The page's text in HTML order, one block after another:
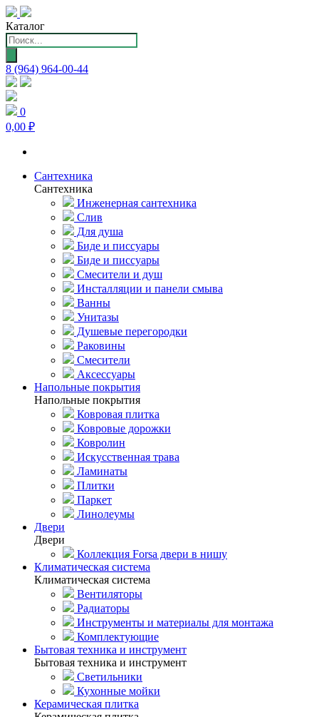
Каталог
Поиск
товаров
8 (964) 964-00-44
0
0,00 ₽
Сантехника
Сантехника
Инженерная сантехника
Слив
Для душа
Биде и писсуары
Биде и писсуары
Смесители и душ
Инсталляции и панели смыва
Ванны
Унитазы
Душевые перегородки
Раковины
Смесители
Аксессуары
Напольные покрытия
Напольные покрытия
Ковровая плитка
Ковровые дорожки
Ковролин
Искусственная трава
Ламинаты
Плитки
Паркет
Линолеумы
Двери
Двери
Коллекция Forsa двери в нишу
Климатическая система
Климатическая система
Вентиляторы
Радиаторы
Инструменты и материалы для монтажа
Комплектующие
Бытовая техника и инструмент
Бытовая техника и инструмент
Светильники
Кухонные мойки
Керамическая плитка